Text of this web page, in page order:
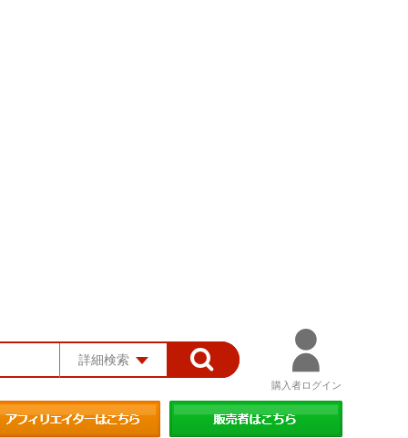
詳細検索
購入者ログイン